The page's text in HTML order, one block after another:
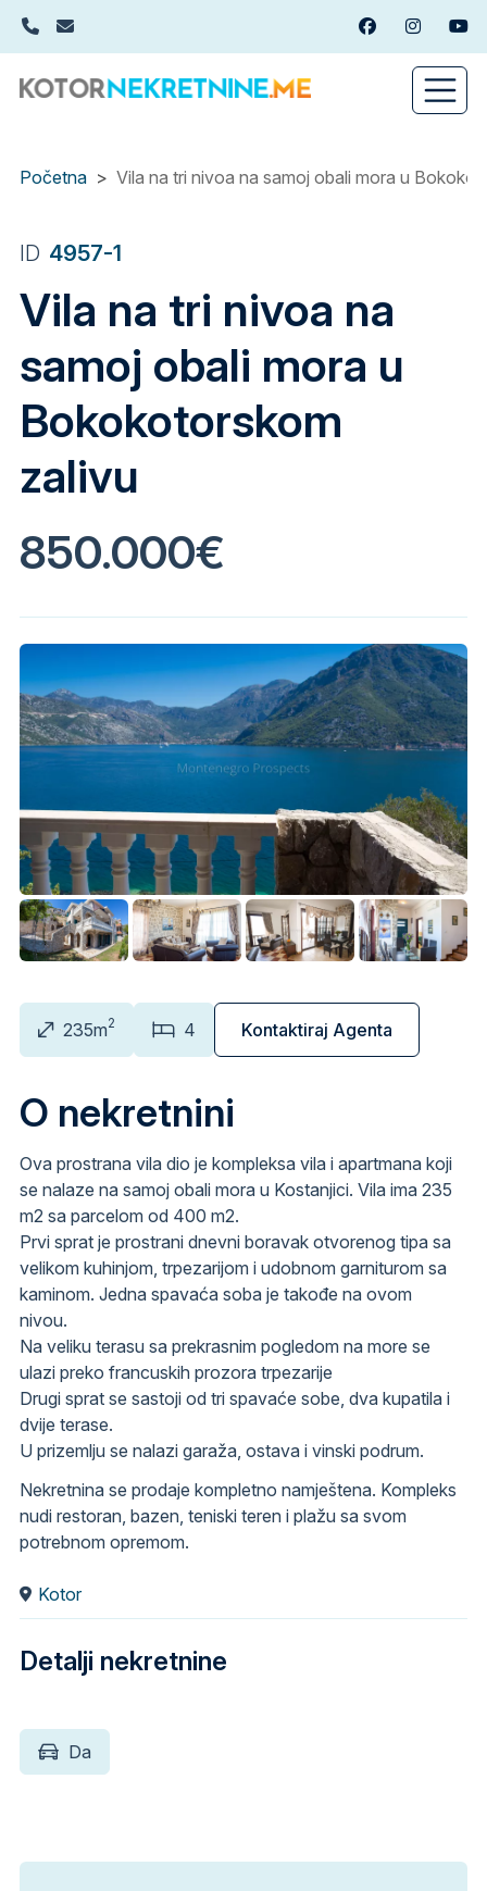
Skip
content
+382(0)67 449 988
info@kotornekretnine.me FacebookInstagram
Početna Vila na tri nivoa na samoj obali mora u
ID 4957-1
Vila na tri nivoa na
samoj obali mora u
Bokokotorskom
zalivu
850.000€
235m2 4 Kontaktiraj Agenta
O nekretnini
Ova prostrana vila dio je kompleksa vila i apartmana koji
se nalaze na samoj obali mora u Kostanjici. Vila ima 235
m2 sa parcelom od 400 m2.
Prvi sprat je prostrani dnevni boravak otvorenog tipa sa
velikom kuhinjom, trpezarijom i udobnom garniturom sa
kaminom. Jedna spavaća soba je takođe na ovom
nivou.
Na veliku terasu sa prekrasnim pogledom na more se
ulazi preko francuskih prozora trpezarije
Drugi sprat se sastoji od tri spavaće sobe, dva kupatila i
dvije terase.
U prizemlju se nalazi garaža, ostava i vinski podrum.
Nekretnina se prodaje kompletno namještena. Kompleks
nudi restoran, bazen, teniski teren i plažu sa svom
potrebnom opremom.
Kotor
Detalji nekretnine
Da